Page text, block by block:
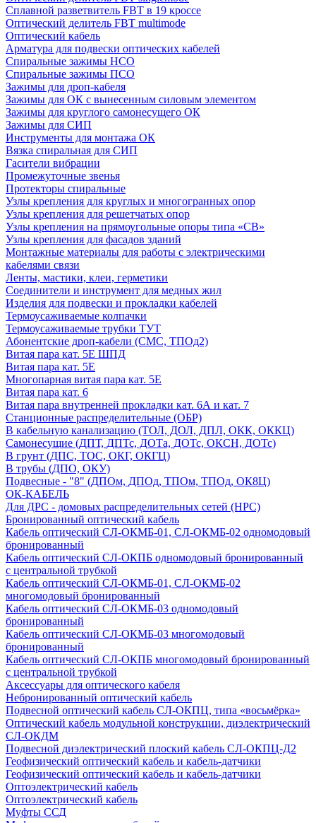
Сплавной разветвитель FBT в 19 кроссе
Оптический делитель FBT multimode
Оптический кабель
Арматура для подвески оптических кабелей
Спиральные зажимы НСО
Спиральные зажимы ПСО
Зажимы для дроп-кабеля
Зажимы для ОК с вынесенным силовым элементом
Зажимы для круглого самонесущего ОК
Зажимы для СИП
Инструменты для монтажа ОК
Вязка спиральная для СИП
Гасители вибрации
Промежуточные звенья
Протекторы спиральные
Узлы крепления для круглых и многогранных опор
Узлы крепления для решетчатых опор
Узлы крепления на прямоугольные опоры типа «СВ»
Узлы крепления для фасадов зданий
Монтажные материалы для работы с электрическими
кабелями связи
Ленты, мастики, клеи, герметики
Соединители и инструмент для медных жил
Изделия для подвески и прокладки кабелей
Термоусаживаемые колпачки
Термоусаживаемые трубки ТУТ
Абонентские дроп-кабели (СМС, ТПОд2)
Витая пара кат. 5Е ШПД
Витая пара кат. 5Е
Многопарная витая пара кат. 5E
Витая пара кат. 6
Витая пара внутренней прокладки кат. 6А и кат. 7
Станционные распределительные (ОБР)
В кабельную канализацию (ТОЛ, ДОЛ, ДПЛ, ОКК, ОККЦ)
Самонесущие (ДПТ, ДПТс, ДОТа, ДОТс, ОКСН, ДОТс)
В грунт (ДПС, ТОС, ОКГ, ОКГЦ)
В трубы (ДПО, ОКУ)
Подвесные - "8" (ДПОм, ДПОд, ТПОм, ТПОд, ОК8Ц)
ОК-КАБЕЛЬ
Для ДРС - домовых распределительных сетей (НРС)
Бронированный оптический кабель
Кабель оптический СЛ-ОКМБ-01, СЛ-ОКМБ-02 одномодовый
бронированный
Кабель оптический СЛ-ОКПБ одномодовый бронированный
с центральной трубкой
Кабель оптический СЛ-ОКМБ-01, СЛ-ОКМБ-02
многомодовый бронированный
Кабель оптический СЛ-ОКМБ-03 одномодовый
бронированный
Кабель оптический СЛ-ОКМБ-03 многомодовый
бронированный
Кабель оптический СЛ-ОКПБ многомодовый бронированный
с центральной трубкой
Аксессуары для оптического кабеля
Небронированный оптический кабель
Подвесной оптический кабель СЛ-ОКПЦ, типа «восьмёрка»
Оптический кабель модульной конструкции, диэлектрический
СЛ-ОКДМ
Подвесной диэлектрический плоский кабель СЛ-ОКПЦ-Д2
Геофизический оптический кабель и кабель-датчики
Геофизический оптический кабель и кабель-датчики
Оптоэлектрический кабель
Оптоэлектрический кабель
Муфты ССД